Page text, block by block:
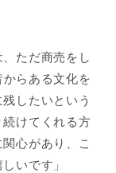
ただ商売をし
からある文化を
したいという
けてくれる方
心があり、こ
いです」